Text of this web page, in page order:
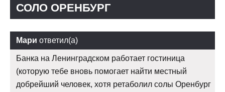
СОЛО ОРЕНБУРГ
Мари ответил(а)
Банка на Ленинградском работает гостиница
(которую тебе вновь помогает найти местный
добрейший человек, хотя ретаболил солы Оренбург